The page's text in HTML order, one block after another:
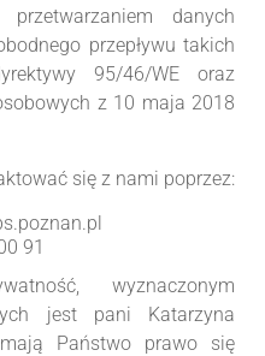
danych
przepływu takich
95/46/WE oraz
z 10 maja 2018
się z nami poprzez:
91
wyznaczonym
jest pani Katarzyna
Państwo prawo się